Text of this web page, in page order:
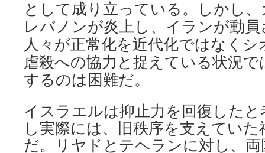
として成り立っている。しかし
レバノンが炎上し、イランが動
人々が正常化を近代化ではなく
虐殺への協力と捉えている状況
するのは困難だ。
イスラエルは抑止力を回復した
し実際には、旧秩序を支えてい
だ。リヤドとテヘランに対し、